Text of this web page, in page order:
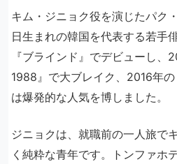
キム・ジニョク役を演じたパク
日生まれの韓国を代表する若手
『ブラインド』でデビューし、
1988』で大ブレイク、2016年
は爆発的な人気を博しました。
ジニョクは、就職前の一人旅で
く純粋な青年です。トンファホ